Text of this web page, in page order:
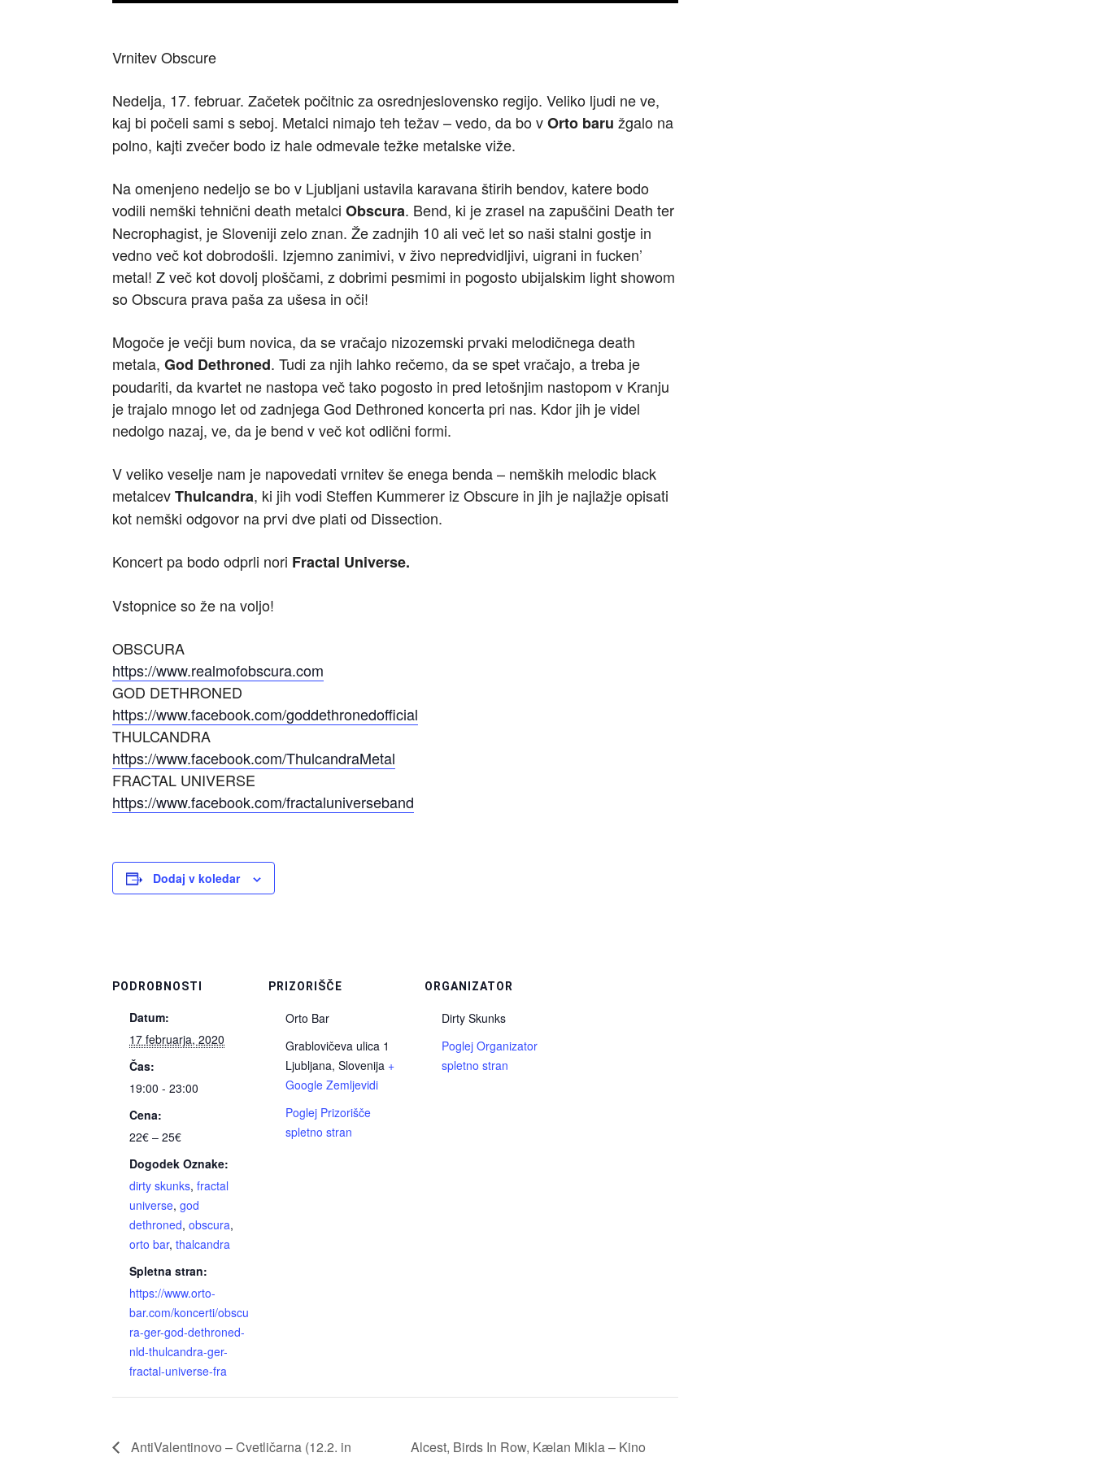
Vrnitev Obscure
Nedelja, 17. februar. Začetek počitnic za osrednjeslovensko regijo. Veliko ljudi ne ve,
kaj bi počeli sami s seboj. Metalci nimajo teh težav – vedo, da bo vOrto baru žgalo na
polno, kajti zvečer bodo iz hale odmevale težke metalske viže.
Na omenjeno nedeljo se bo v Ljubljani ustavila karavana štirih bendov, katere bodo
vodili nemški tehnični death metalci Obscura. Bend, ki je zrasel na zapuščini Death ter
Necrophagist, je Sloveniji zelo znan. Že zadnjih 10 ali več let so naši stalni gostje in
vedno več kot dobrodošli. Izjemno zanimivi, v živo nepredvidljivi, uigrani in fucken’
metal! Z več kot dovolj ploščami, z dobrimi pesmimi in pogosto ubijalskim light showom
so Obscura prava paša za ušesa in oči!
Mogoče je večji bum novica, da se vračajo nizozemski prvaki melodičnega death
metala, God Dethroned. Tudi za njih lahko rečemo, da se spet vračajo, a treba je
poudariti, da kvartet ne nastopa več tako pogosto in pred letošnjim nastopom v Kranju
je trajalo mnogo let od zadnjega God Dethroned koncerta pri nas. Kdor jih je videl
nedolgo nazaj, ve, da je bend v več kot odlični formi.
V veliko veselje nam je napovedati vrnitev še enega benda – nemških melodic black
metalcevThulcandra, ki jih vodi Steffen Kummerer iz Obscure in jih je najlažje opisati
kot nemški odgovor na prvi dve plati od Dissection.
Koncert pa bodo odprli nori Fractal Universe.
Vstopnice so že na voljo!
OBSCURA
https://www.realmofobscura.com
GOD DETHRONED
https://www.facebook.com/goddethronedofficial
THULCANDRA
https://www.facebook.com/ThulcandraMetal
FRACTAL UNIVERSE
https://www.facebook.com/fractaluniverseband
Dodaj v koledar
PODROBNOSTI
Datum:
17 februarja, 2020
Čas:
19:00 - 23:00
Cena:
22€ – 25€
Dogodek Oznake:
dirty skunks, fractal
universe, god
dethroned, obscura,
orto bar, thalcandra
Spletna stran:
https://www.orto-
bar.com/koncerti/obscu
ra-ger-god-dethroned-
nld-thulcandra-ger-
fractal-universe-fra
PRIZORIŠČE
Orto Bar
Grablovičeva ulica 1
Ljubljana, Slovenija +
Google Zemljevidi
Poglej Prizorišče
spletno stran
ORGANIZATOR
Dirty Skunks
Poglej Organizator
spletno stran
AntiValentinovo – Cvetličarna (12.2. in Alcest, Birds In Row, Kælan Mikla – Kino